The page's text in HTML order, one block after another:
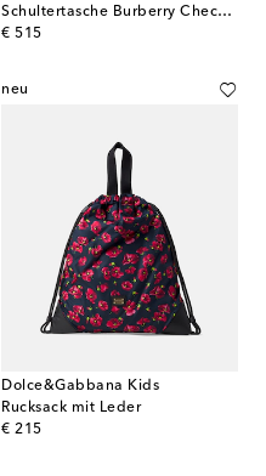
Schultertasche Burberry Check aus Canvas
€ 515
original price
neu
Dolce&Gabbana Kids
Rucksack mit Leder
€ 215
original price